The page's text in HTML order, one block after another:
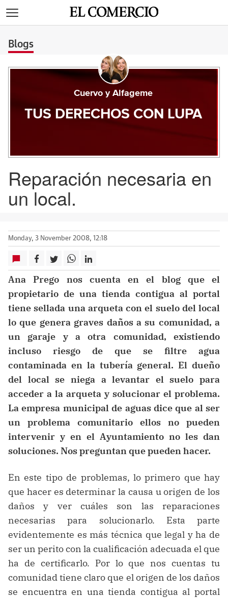
Blogs
Cuervo y Alfageme
TUS DERECHOS CON LUPA
Reparación necesaria en
un local.
Monday, 3 November 2008, 12:18
Ana Prego nos cuenta en el blog que el
propietario de una tienda contigua al portal
tiene sellada una arqueta con el suelo del local
lo que genera graves daños a su comunidad, a
un garaje y a otra comunidad, existiendo
incluso riesgo de que se filtre agua
contaminada en la tubería general. El dueño
del local se niega a levantar el suelo para
acceder a la arqueta y solucionar el problema.
La empresa municipal de aguas dice que al ser
un problema comunitario ellos no pueden
intervenir y en el Ayuntamiento no les dan
soluciones. Nos preguntan que pueden hacer.
En este tipo de problemas, lo primero que hay
que hacer es determinar la causa u origen de los
daños y ver cuáles son las reparaciones
necesarias para solucionarlo. Esta parte
evidentemente es más técnica que legal y ha de
ser un perito con la cualificación adecuada el que
ha de certificarlo. Por lo que nos cuentas tu
comunidad tiene claro que el origen de los daños
se encuentra en una tienda contigua al portal